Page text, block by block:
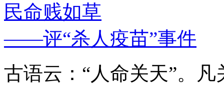
民命贱如草
——评“杀人疫苗”事件
古语云：“人命关天”。